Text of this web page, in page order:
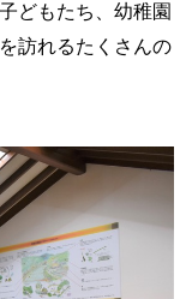
どもたち、幼稚園
訪れるたくさんの